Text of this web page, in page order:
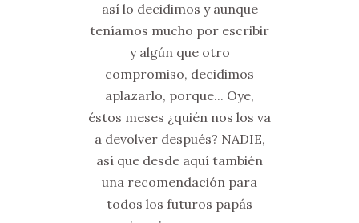
así lo decidimos y aunque
teníamos mucho por escribir
y algún que otro
compromiso, decidimos
aplazarlo, porque... Oye,
éstos meses ¿quién nos los va
a devolver después? NADIE,
así que desde aquí también
una recomendación para
todos los futuros papás